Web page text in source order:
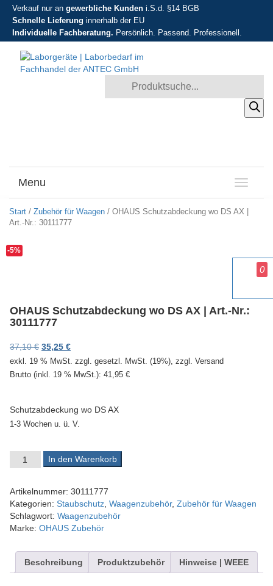
Verkauf nur an gewerbliche Kunden i.S.d. §14 BGB
Schnelle Lieferung innerhalb der EU
Individuelle Fachberatung. Persönlich. Passend. Professionell.
Products search
T
o
g
n
Menu
Start / Zubehör für Waagen / OHAUS Schutzabdeckung wo DS AX |
Art.-Nr.: 30111777
-5%
OHAUS Schutzabdeckung wo DS AX | Art.-Nr.:
30111777
37,10€ Ursprünglicher Preis war: 37,10 €
35,25 €Aktueller Preis ist: 35,25 €.
exkl. 19 % MwSt. zzgl. gesetzl. MwSt. (19%), zzgl. Versand
Brutto (inkl. 19 % MwSt.): 41,95 €
Schutzabdeckung wo DS AX
1-3 Wochen u. ü. V.
OHAUS Schutzabdeckung wo DS AX | Art.-Nr.: 30111777 Menge
In den Warenkorb
Artikelnummer: 30111777
Kategorien: Staubschutz Waagenzubehör, Zubehör für Waagen
Schlagwort: Waagenzubehör
Marke: OHAUS Zubehör
Beschreibung Produktzubehör Hinweise | WEEE
0